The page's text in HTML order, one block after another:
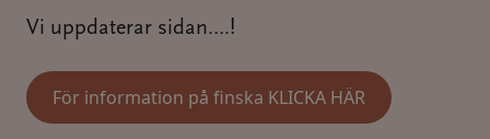
Vi uppdaterar sidan….!
För information på finska KLICKA HÄR